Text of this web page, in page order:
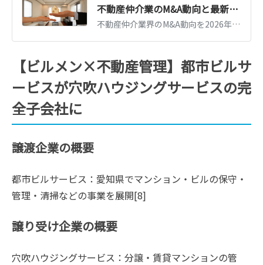
不動産仲介業のM&A動向と最新事例｜売却相場・業界再編のポイント【2026年版】
不動産仲介業界のM&A動向を2026年時点で解説。後継者不在や競争激化を背景とした業界再編の流れ、売却相場の考え方、最新のM&A事例を紹介します。
【ビルメン×不動産管理】都市ビルサ
ービスが穴吹ハウジングサービスの完
全子会社に
譲渡企業の概要
都市ビルサービス：愛知県でマンション・ビルの保守・
管理・清掃などの事業を展開[8]
譲り受け企業の概要
穴吹ハウジングサービス：分譲・賃貸マンションの管